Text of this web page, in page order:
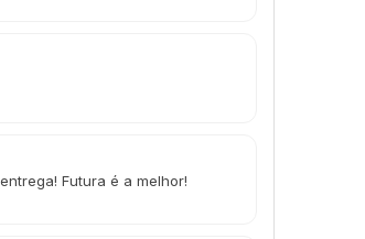
Futura é a melhor!